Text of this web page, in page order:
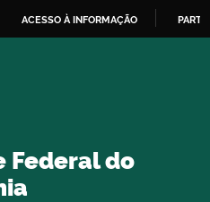
ACESSO À INFORMAÇÃO
Federal do